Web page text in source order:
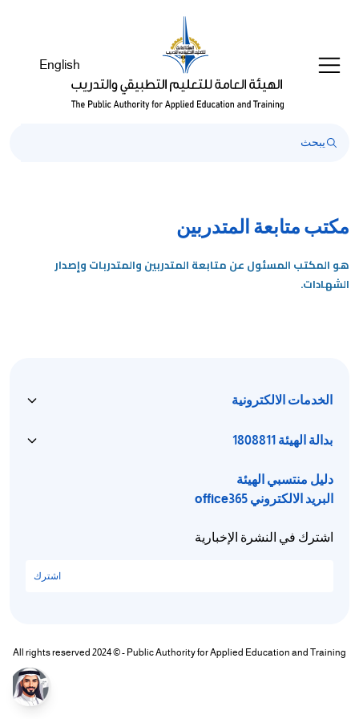
English
مكتب متابعة المتدربين
هو المكتب المسئول عن متابعة المتدربين والمتدربات وإصدار
الشهادات.
الخدمات الالكترونية
بدالة الهيئة 1808811
دليل منتسبي الهيئة
البريد الالكتروني office365
اشترك في النشرة الإخبارية
اشترك
All rights reserved 2024 © - Public Authority for Applied Education and Training